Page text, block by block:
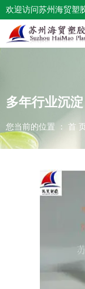
欢迎访问苏州海贸塑
多年行业沉
您当前的位置 ： 首